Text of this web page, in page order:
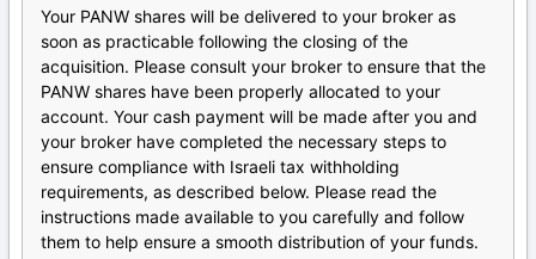
Your PANW shares will be delivered to your broker as
soon as practicable following the closing of the
acquisition. Please consult your broker to ensure that the
PANW shares have been properly allocated to your
account. Your cash payment will be made after you and
your broker have completed the necessary steps to
ensure compliance with Israeli tax withholding
requirements, as described below. Please read the
instructions made available to you carefully and follow
them to help ensure a smooth distribution of your funds.